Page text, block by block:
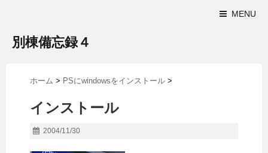
MENU
別棟備忘録４
ホーム > PSにwindowsをインストール >
インストール
2004/11/30